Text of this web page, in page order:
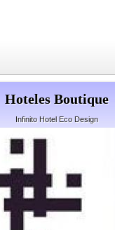
Hoteles Boutique
Infinito Hotel Eco Design